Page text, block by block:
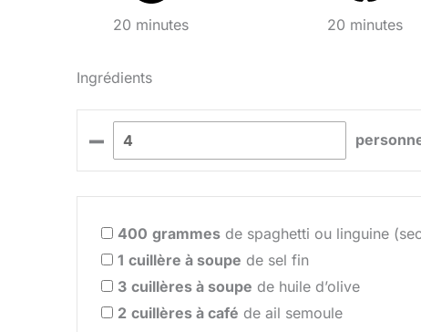
20 minutes 20 minutes
Ingrédients
–
400 grammes de spaghetti ou linguine
1 cuillère à soupe de sel fin
3 cuillères à soupe de huile d’olive
2 cuillères à café de ail semoule